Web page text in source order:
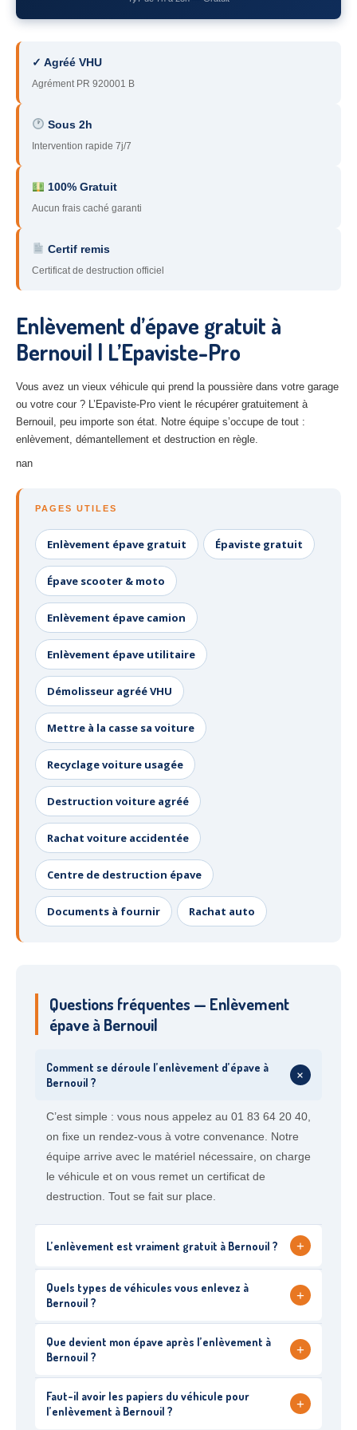
78– Yvelines
93– Seine-Saint-Denis
95– Val d’Oise
91 – Essonne
89– Yonne
60 – Oise
51– Marne
28– Eure-et-Loir
10 – Aube
02– Aisne
CENTREVHU AGRÉE
Centre
agréé VHU Paris 75 : casse auto avec destruction
Centreagréé VHU 77 : casse auto avec destruction
Centreagréé VHU 78 : casse auto avec destruction
Centreagréé VHU 91 : casse auto avec destruction
agréé VHU 92 : casse auto avec destruction
Centreagréé VHU 93 : casse auto avec destruction
Centreagréé VHU 94 : casse auto avec destruction
Centreagréé VHU 95 : casse auto avec destruction
DOCUMENTSÀ JOINDRE
RACHATVÉHICULES
CONTACT
01 83 64 20 40
✓ Agréé VHU
Agrément PR 920001 B
Sous 2h
Intervention rapide 7j/7
100% Gratuit
Aucun frais caché garanti
Certif remis
Certificat de destruction officiel
Enlèvement d’épave gratuit à
Bernouil | L’Epaviste-Pro
Vous avez un vieux véhicule qui prend la poussière dans votre garage
ou votre cour ? L’Epaviste-Pro vient le récupérer gratuitement à
Bernouil, peu importe son état. Notre équipe s’occupe de tout :
enlèvement, démantellement et destruction en règle.
nan
PAGES UTILES
Enlèvement épave gratuit Épaviste gratuit
Épave scooter & moto
Enlèvement épave camion
Enlèvement épave utilitaire
Démolisseur agréé VHU
Mettre à la casse sa voiture
Recyclage voiture usagée
Destruction voiture agréé
Rachat voiture accidentée
Centre de destruction épave
Documents à fournir Rachat auto
Questions fréquentes — Enlèvement
épave à Bernouil
Comment se déroule l’enlèvement d’épave à
Bernouil ?
+
C’est simple : vous nous appelez au 01 83 64 20 40,
on fixe un rendez-vous à votre convenance. Notre
équipe arrive avec le matériel nécessaire, on charge
le véhicule et on vous remet un certificat de
destruction. Tout se fait sur place.
L’enlèvement est vraiment gratuit à Bernouil ? +
Quels types de véhicules vous enlevez à
Bernouil ?
+
Que devient mon épave après l’enlèvement à
Bernouil ?
+
Faut-il avoir les papiers du véhicule pour
l’enlèvement à Bernouil ?
+